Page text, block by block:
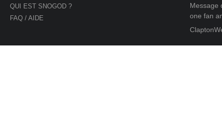
QUI EST SNOGOD ?
FAQ / AIDE
Message
one fan